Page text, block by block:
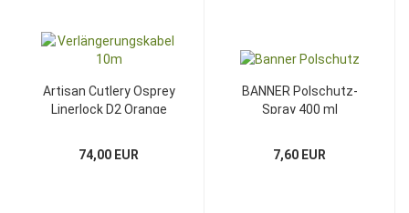
Artisan Cutlery Osprey
Linerlock D2 Orange
74,00 EUR
BANNER Polschutz-
Spray 400 ml
7,60 EUR